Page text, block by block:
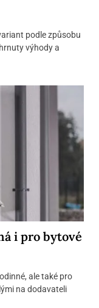
podle způsobu
výhody a
i pro bytové
ale také pro
na dodavateli